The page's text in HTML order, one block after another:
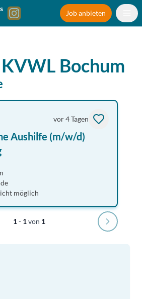
Job anbieten
KVWL Bochum
vor 4 Tagen
Aushilfe (m/w/d)
möglich
1- 1von 1